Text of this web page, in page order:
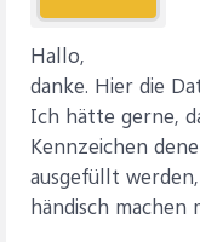
Hallo,
danke. Hier die
Ich hätte gerne,
Kennzeichen
ausgefüllt
händisch machen